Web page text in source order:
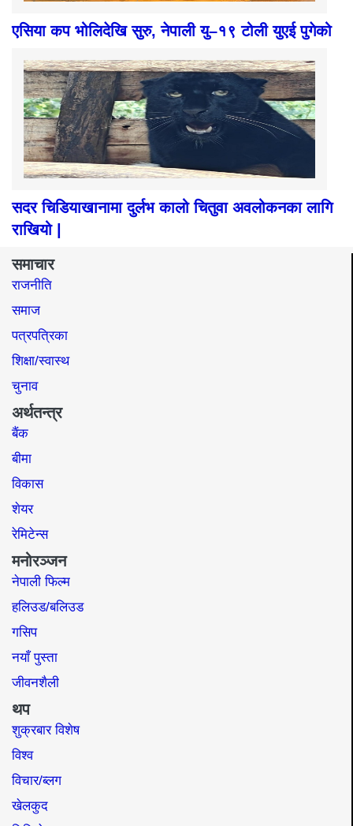
एसिया कप भोलिदेखि सुरु, नेपाली यु–१९ टोली युएई पुगेको
सदर चिडियाखानामा दुर्लभ कालो चितुवा अवलोकनका लागि
राखियो |
समाचार
राजनीति
समाज​
पत्रपत्रिका
शिक्षा/स्वास्थ
चुनाव
अर्थतन्त्र
बैंक
बीमा
विकास
शेयर
रेमिटेन्स
मनोरञ्जन
नेपाली फिल्म
हलिउड/बलिउड
गसिप
नयाँ पुस्ता
जीवनशैली
थप
शुक्रबार विशेष
विश्व
विचार/ब्लग
खेलकुद